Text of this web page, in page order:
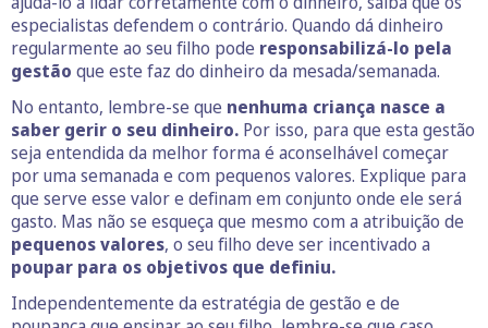
especialistas defendem o contrário. Quando dá dinheiro
regularmente ao seu filho pode responsabilizá-lo pela
gestão que este faz do dinheiro da mesada/semanada.
No entanto, lembre-se que nenhuma criança nasce a
saber gerir o seu dinheiro. Por isso, para que esta gestão
seja entendida da melhor forma é aconselhável começar
por uma semanada e com pequenos valores. Explique para
que serve esse valor e definam em conjunto onde ele será
gasto. Mas não se esqueça que mesmo com a atribuição de
pequenos valores, o seu filho deve ser incentivado a
poupar para os objetivos que definiu.
Independentemente da estratégia de gestão e de